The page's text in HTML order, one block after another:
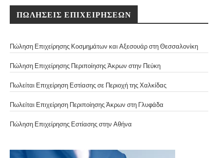
ΠΩΛΗΣΕΙΣ ΕΠΙΧΕΙΡΗΣΕΩΝ
Πώληση Επιχείρησης Κοσμημάτων και Αξεσουάρ στη Θεσσαλονίκη
Πώληση Επιχείρησης Περιποίησης Άκρων στην Πεύκη
Πωλείται Επιχείρηση Εστίασης σε Περιοχή της Χαλκίδας
Πωλείται Επιχείρηση Περιποίησης Άκρων στη Γλυφάδα
Πώληση Επιχείρησης Εστίασης στην Αθήνα